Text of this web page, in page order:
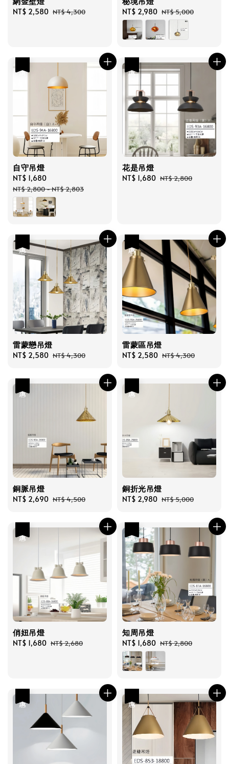
Sale
NT$ 2,580 Regular
NT$ 4,300
Sale
price
NT$ 2,980 Regular
price
NT$ 5,000
自守吊燈
Sale
price
NT$ 1,680
price
NT$ 2,800-NT$ 2,803
花是吊燈
Sale
NT$ 1,680 Regular
NT$ 2,800
雷蒙戀吊燈
Sale
NT$ 2,580 Regular
NT$ 4,300
雷蒙區吊燈
Sale
NT$ 2,580 Regular
NT$ 4,300
銅脈吊燈
Sale
NT$ 2,690 Regular
NT$ 4,500
銅折光吊燈
Sale
NT$ 2,980 Regular
NT$ 5,000
俏妞吊燈
Sale
NT$ 1,680 Regular
NT$ 2,680
知周吊燈
Sale
price
NT$ 1,680 Regular
price
NT$ 2,800